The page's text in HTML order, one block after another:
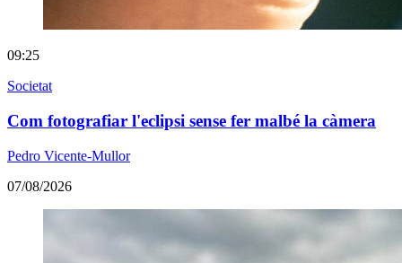
09:25
Societat
Com fotografiar l'eclipsi sense fer malbé la càmera
Pedro Vicente-Mullor
07/08/2026